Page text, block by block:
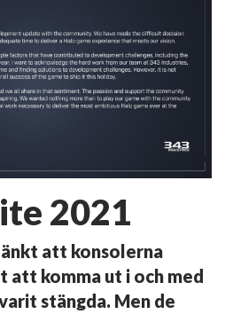
2021
att konsolerna
att komma ut i och med
stängda. Men de